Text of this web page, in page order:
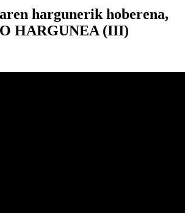
hargunerik hoberena,
HARGUNEA (III)